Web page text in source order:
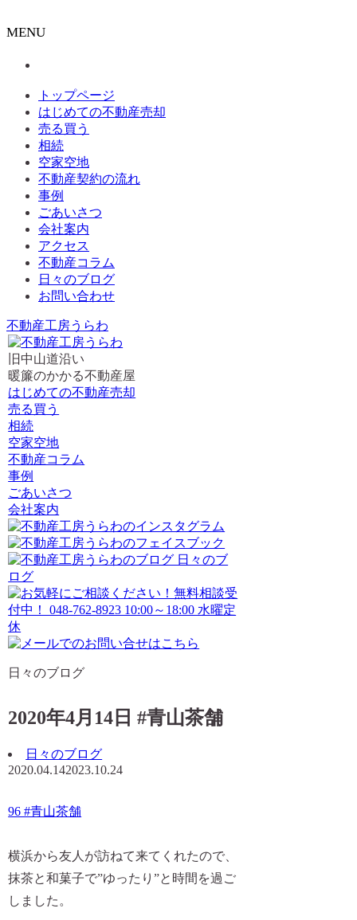
MENU
トップページ
はじめての不動産売却
売る買う
相続
空家空地
不動産契約の流れ
事例
ごあいさつ
会社案内
アクセス
不動産コラム
日々のブログ
お問い合わせ
不動産工房うらわ
旧中山道沿い
暖簾のかかる不動産屋
はじめての不動産売却
売る買う
相続
空家空地
不動産コラム
事例
ごあいさつ
会社案内
日々のブログ
2020年4月14日 #青山茶舗
日々のブログ
2020.04.142023.10.24
96 #青山茶舗
横浜から友人が訪ねて来てくれたので、
抹茶と和菓子で”ゆったり”と時間を過ご
しました。